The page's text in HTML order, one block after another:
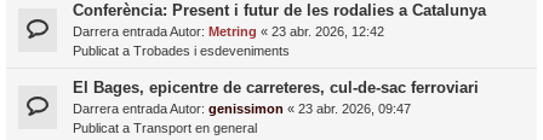
Conferència: Present i futur de les rodalies a Catalunya
Darrera entrada Autor: Metring « 23 abr. 2026, 12:42
Publicat a Trobades i esdeveniments
El Bages, epicentre de carreteres, cul-de-sac ferroviari
Darrera entrada Autor: genissimon « 23 abr. 2026, 09:47
Publicat a Transport en general